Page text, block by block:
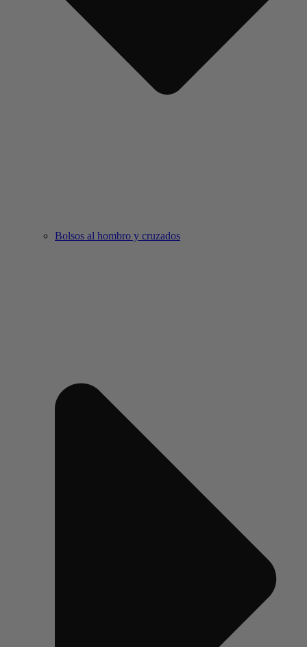
Bolsos al hombro y cruzados